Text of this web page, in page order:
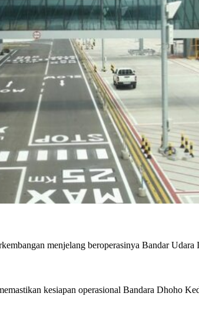
menjelang beroperasinya Bandar Udara
kesiapan operasional Bandara Dhoho